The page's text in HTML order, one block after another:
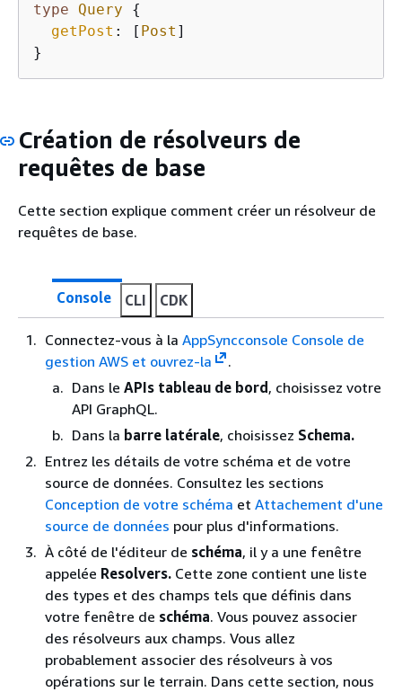
type Query
{
getPost : [ Post ]
}
Création de résolveurs de
requêtes de base
Cette section explique comment créer un résolveur de
requêtes de base.
Console CLI CDK
Connectez-vous à la AppSyncconsole Console de
gestion AWS et ouvrez-la
.
Dans le APIs tableau de bord, choisissez votre
API GraphQL.
Dans la barre latérale, choisissez Schema.
Entrez les détails de votre schéma et de votre
source de données. Consultez les sections
Conception de votre schéma et Attachement d'une
source de données pour plus d'informations.
À côté de l'éditeur de schéma, il y a une fenêtre
appelée Resolvers. Cette zone contient une liste
des types et des champs tels que définis dans
votre fenêtre de schéma. Vous pouvez associer
des résolveurs aux champs. Vous allez
probablement associer des résolveurs à vos
opérations sur le terrain. Dans cette section, nous